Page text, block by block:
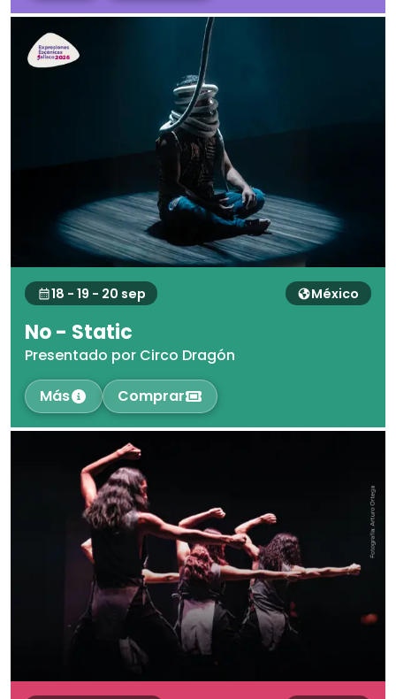
18 - 19 - 20 sep México
No - Static
Presentado por Circo Dragón
Más
Comprar